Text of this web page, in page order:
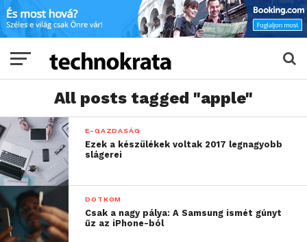
All posts tagged "apple"
E-GAZDASÁG
Ezek a készülékek voltak 2017 legnagyobb
slágerei
DOTKOM
Csak a nagy pálya: A Samsung ismét gúnyt
űz az iPhone-ból